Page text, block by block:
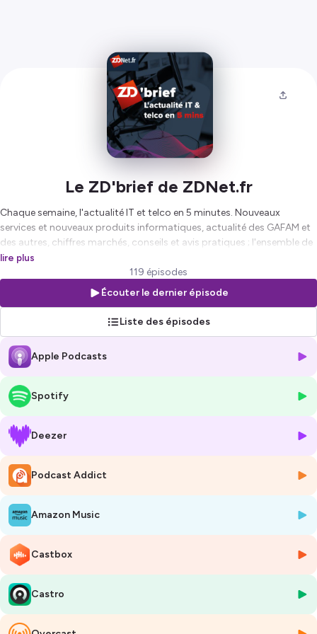
Le ZD'brief de ZDNet.fr
Chaque semaine, l'actualité IT et telco en 5 minutes. Nouveaux
services et nouveaux produits informatiques, actualité des GAFAM et
des autres, chiffres marchés, conseils et avis pratiques ; l'ensemble de
ce qu'il faut savoir sur la technologie et le business le temps d'un café.
Hébergé par Ausha. Visitez
ausha.co/politique-de-confidentialite
lire plus
119 épisodes
Écouter le dernier épisode
Liste des épisodes
Apple Podcasts
Spotify
Deezer
Podcast Addict
Amazon Music
Castbox
Castro